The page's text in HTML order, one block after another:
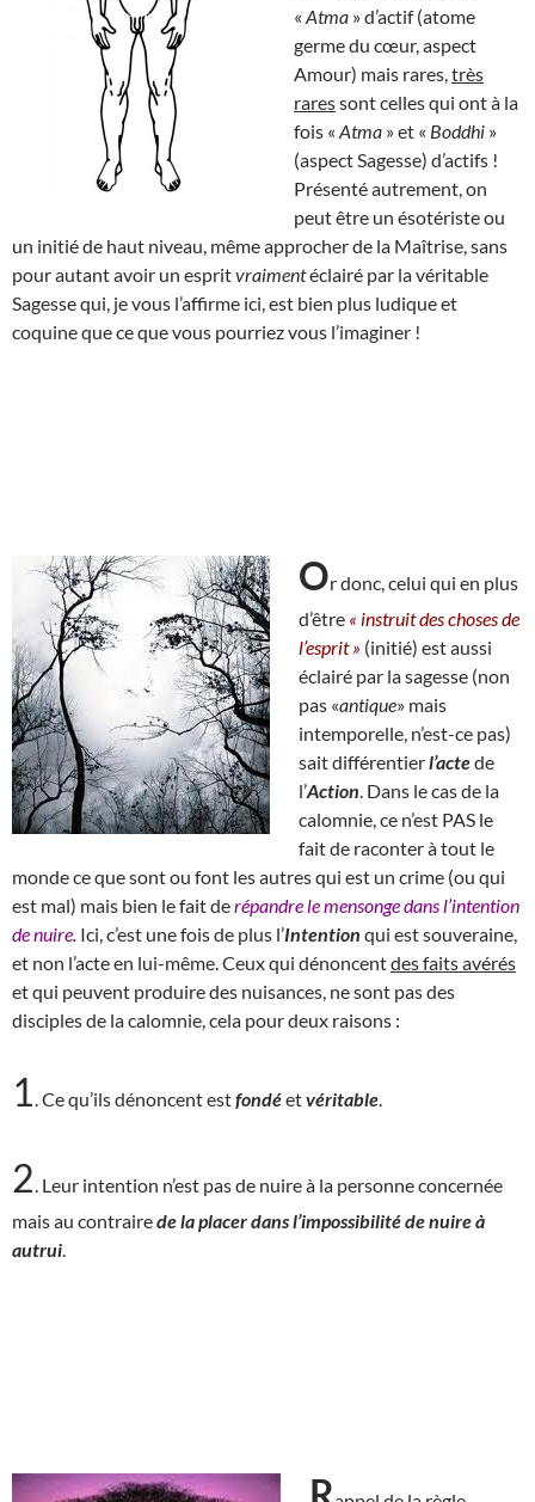
« Atma » d’actif (atome
germe du cœur, aspect
Amour) mais rares, très
raressont celles qui ont à la
fois « Atma » et « Boddhi »
(aspect Sagesse) d’actifs !
Présenté autrement, on
peut être un ésotériste ou
un initié de haut niveau, même approcher de la Maîtrise, sans
pour autant avoir un espritvraimentéclairé par la véritable
Sagesse qui, je vous l’affirme ici, est bien plus ludique et
coquine que ce que vous pourriez vous l’imaginer !
Or donc, celui qui en plus
d’être « instruit des choses de
l’esprit » (initié) est aussi
éclairé par la sagesse (non
pas «antique» mais
intemporelle, n’est-ce pas)
sait différentierl’actede
l’Action . Dans le cas de la
calomnie, ce n’est PAS le
fait de raconter à tout le
monde ce que sont ou font les autres qui est un crime (ou qui
est mal) mais bien le fait derépandre le mensonge dans l’intention
de nuire Ici, c’est une fois de plus l’Intention qui est souveraine,
et non l’acte en lui-même. Ceux qui dénoncentdes faits avérés
et qui peuvent produire des nuisances, ne sont pas des
disciples de la calomnie, cela pour deux raisons :
1 . Ce qu’ils dénoncent estfondéetvéritable
2 . Leur intention n’est pas de nuire à la personne concernée
mais au contrairede la placer dans l’impossibilité de nuire à
autrui
R